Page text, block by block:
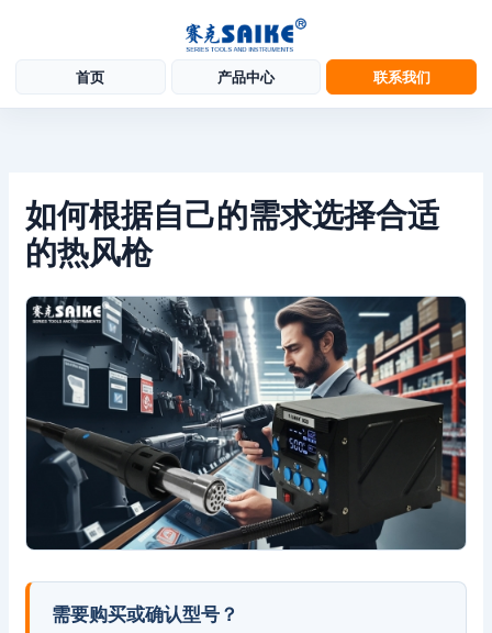
首页 产品中心 联系我们
如何根据自己的需求选择合适
的热风枪
需要购买或确认型号？